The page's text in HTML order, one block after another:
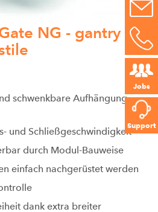
Jobs
Support
NG - gantry
schwenkbare Aufhängung
und Schließgeschwindigkeit
durch Modul-Bauweise
einfach nachgerüstet werden
dank extra breiter